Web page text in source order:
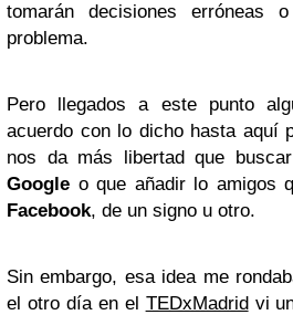
tomarán decisiones erróneas
problema.
Pero llegados a este punto
acuerdo con lo dicho hasta aquí
nos da más libertad que
Google o que añadir lo amigos
Facebook, de un signo u otro.
Sin embargo, esa idea me
el otro día en el TEDxMadridvi